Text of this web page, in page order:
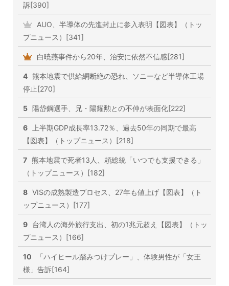
訴[390]
AUO、半導体の先進封止に参入表明【図表】（トッ
プニュース）[341]
白暁燕事件から20年、治安に依然不信感[281]
4 熊本地震で供給網断絶の恐れ、ソニーなど半導体工場
停止[270]
5 陽岱鋼選手、兄・陽耀勲との不仲が表面化[222]
6
上半期GDP成長率13.72％、過去50年の同期で最高
【図表】（トップニュース）[218]
7 熊本地震で死者13人、頼総統「いつでも支援できる」
（トップニュース）[182]
8 VISの成熟製造プロセス、27年も値上げ【図表】（ト
ップニュース）[177]
9 台湾人の海外旅行支出、初の1兆元超え【図表】（トッ
プニュース）[166]
10
「ハイヒール踏みつけプレー」、体験男性が「女王
様」告訴[164]